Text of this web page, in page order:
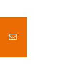
PinterestCorreo